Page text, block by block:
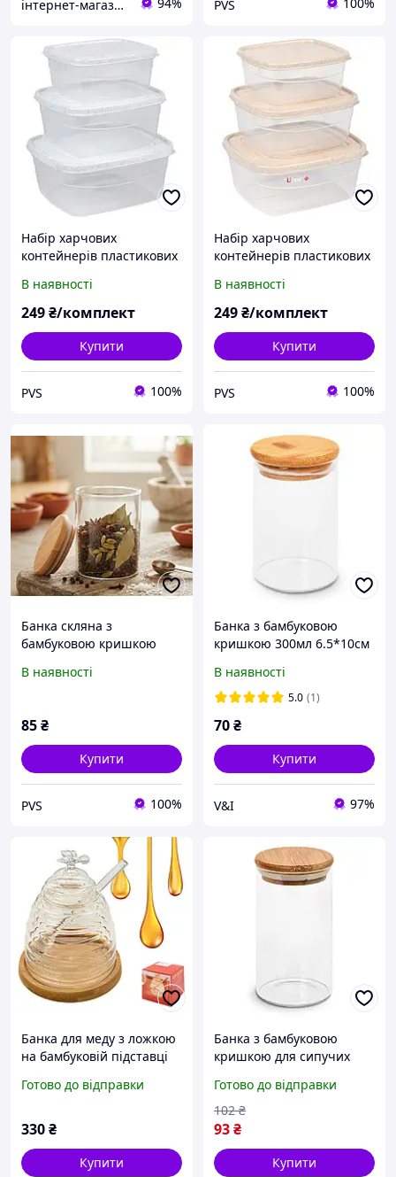
інтернет-магазин "Світ посуду" PVS
Набір харчових
контейнерів пластикових
мл / 1,2 л для зберігання
продуктів White
В наявності
249₴/комплект
Купити
PVS 100%
Набір харчових
контейнерів пластикових
мл / 1,2 л для зберігання
продуктів Beige
В наявності
249₴/комплект
Купити
PVS 100%
Банка скляна з
бамбуковою кришкою
В наявності
85₴
Купити
PVS 100%
Банка з бамбуковою
кришкою 300мл 6.5*10см
В наявності
5.0 (1)
70₴
Купити
V&I 97%
Банка для меду з ложкою
на бамбуковій підставці
Готово до відправки
330₴
Купити
Банка з бамбуковою
кришкою для сипучих
350мл, 6.5х12см
Прозорий (R10902-12)
Готово до відправки
93₴
102 ₴
Купити